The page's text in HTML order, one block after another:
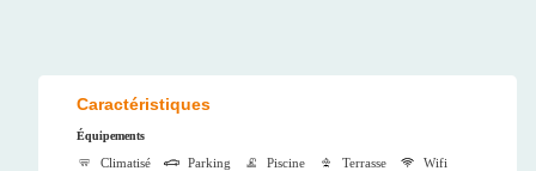
Caractéristiques
Équipements
Climatisé Parking Piscine Terrasse Wifi